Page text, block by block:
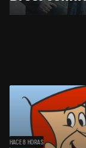
HACE 8 HORAS